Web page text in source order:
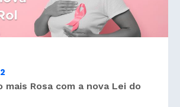
mais Rosa com a nova Lei do